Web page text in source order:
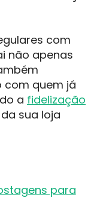
com
não apenas
com quem já
a fidelização
sua loja
para